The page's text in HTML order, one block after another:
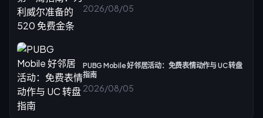
2026/08/05
PUBG Mobile 好邻居活动：免费表情动作与 UC 转盘
指南
2026/08/05